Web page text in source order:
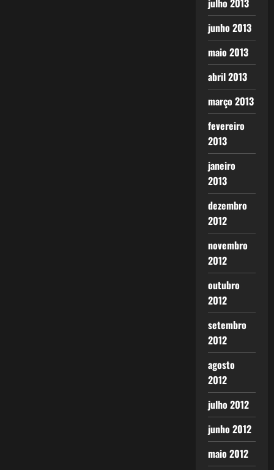
julho 2013
junho 2013
maio 2013
abril 2013
março 2013
fevereiro
2013
janeiro
2013
dezembro
2012
novembro
2012
outubro
2012
setembro
2012
agosto
2012
julho 2012
junho 2012
maio 2012